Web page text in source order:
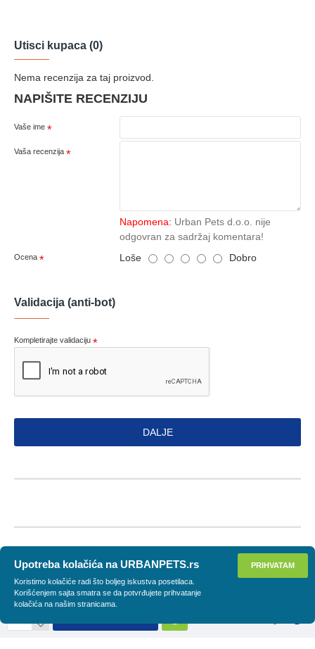
Utisci kupaca (0)
Nema recenzija za taj proizvod.
NAPIŠITE RECENZIJU
Vaše ime
Vaša recenzija
Napomena: Urban Pets d.o.o. nije
odgovran za sadržaj komentara!
Ocena Loše Dobro
Validacija (anti-bot)
Kompletirajte validaciju
DALJE
PRIHVATAM
Upotreba kolačića na URBANPETS.rs
Koristimo kolačiće radi što boljeg iskustva posetilaca.
Korišćenjem sajta smatra se da potvrđujete prihvatanje
kolačića na našim stranicama.